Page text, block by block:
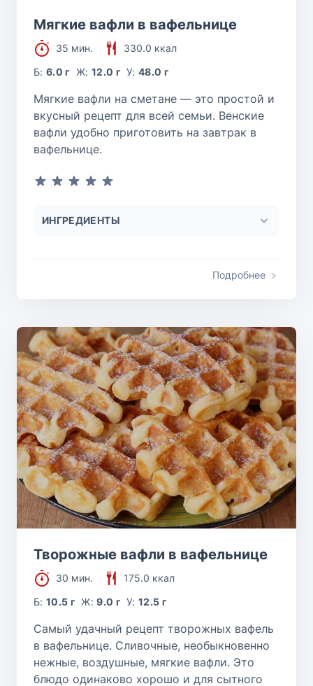
Мягкие вафли в вафельнице
35 мин.
330.0 ккал
Б:6.0 г Ж: 12.0 г У:48.0 г
Мягкие вафли на сметане — это простой и
вкусный рецепт для всей семьи. Венские
вафли удобно приготовить на завтрак в
вафельнице.
ИНГРЕДИЕНТЫ
Подробнее
Творожные вафли в вафельнице
30 мин.
175.0 ккал
Б:10.5 г Ж:9.0 г У:12.5 г
Самый удачный рецепт творожных вафель
в вафельнице. Сливочные, необыкновенно
нежные, воздушные, мягкие вафли. Это
блюдо одинаково хорошо и для сытного